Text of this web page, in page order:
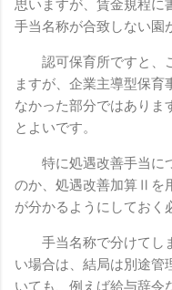
思いますが、賃金規程に
手当名称が合致しない園
認可保育所ですと、
ますが、企業主導型保育
なかった部分ではありま
とよいです。
特に処遇改善手当に
のか、処遇改善加算Ⅱを
が分かるようにしておく
手当名称で分けてし
い場合は、結局は別途管
いても、例えば給与辞令